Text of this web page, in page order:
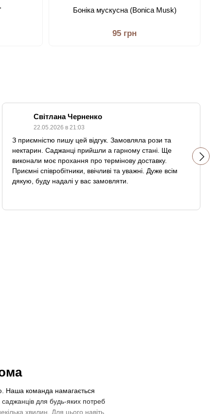
Боніка мускусна (Bonica Musk)
95 грн
Світлана Черненко
22.05.2026 в 21:03
З приємністю пишу цей відгук. Замовляла рози та
нектарин. Саджанці прийшли а гарному стані. Ще
виконали моє прохання про термінову доставку.
Приємні співробітники, ввічливі та уважні. Дуже всім
дякую, буду надалі у вас замовляти.
Наша команда намагається
для будь-яких потреб
хвилин. Для цього навіть